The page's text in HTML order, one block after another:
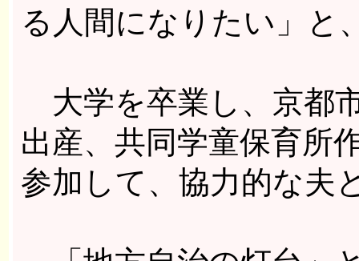
る人間になりたい」と
大学を卒業し、京都
出産、共同学童保育所
参加して、協力的な夫